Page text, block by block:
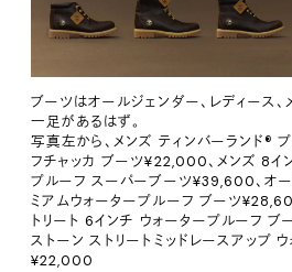
ブーツはオールジェンダー、レディース、
一足があるはず。
写真左から、メンズ ティンバーランド®
フチャッカ ブーツ¥22,000、メンズ 8イ
プルーフ スーパーブーツ¥39,600、オ
ミアムウォータープルーフ ブーツ
トリート 6インチ ウォータープルーフ
ストーン ストリートミッドレースアップ
¥22,000